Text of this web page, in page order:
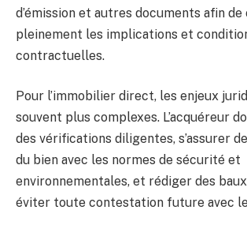
d’émission et autres documents afin
pleinement les implications et
contractuelles.
Pour l’immobilier direct, les enjeux
souvent plus complexes. L’acquéreur
des vérifications diligentes, s’assurer
du bien avec les normes de sécurité et
environnementales, et rédiger des
éviter toute contestation future avec